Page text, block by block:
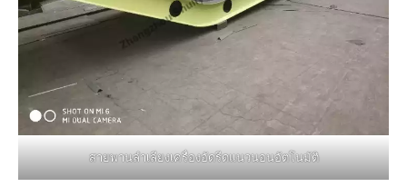
สายพานลำเลียงเครื่องอัดรีดแนวนอนอัตโนมัติ